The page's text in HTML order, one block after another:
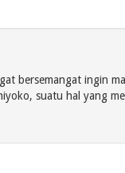
bersemangat ingin
suatu hal yang